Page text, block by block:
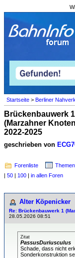
Startseite > Berliner
Brückenbauwerk 1
(Marzahner
2022-2025
geschrieben von
Forenliste
| 50 | 100 | in allen Foren
Alter Köpenicker
Re: Brückenbauwerk 1
28.05.2026 08:51
Zitat
PassusDuriusculus
Schade, dass nicht
Sonderkonstruktion